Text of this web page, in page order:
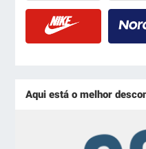
Aqui está o melhor